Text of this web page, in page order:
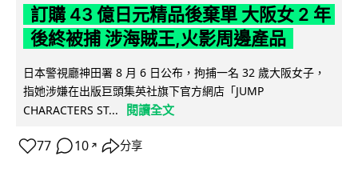
訂購 43 億日元精品後棄單 大阪女 2 年
後終被捕 涉海賊王,火影周邊產品
日本警視廳神田署 8 月 6 日公布，拘捕一名 32 歲大阪女子，
指她涉嫌在出版巨頭集英社旗下官方網店「JUMP
CHARACTERS ST...
閱讀全文
77 10 ↗ 分享